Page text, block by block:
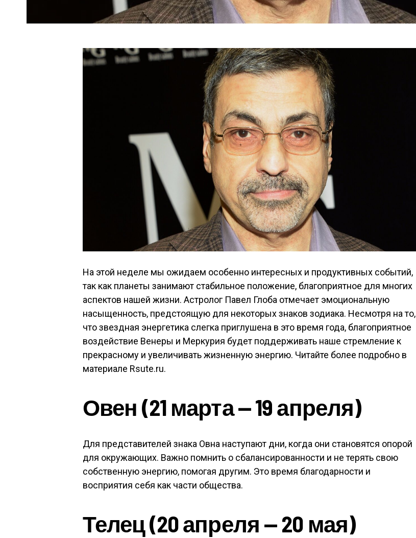
На этой неделе мы ожидаем особенно интересных и продуктивных событий,
так как планеты занимают стабильное положение, благоприятное для многих
аспектов нашей жизни. Астролог Павел Глоба отмечает эмоциональную
насыщенность, предстоящую для некоторых знаков зодиака. Несмотря на то,
что звездная энергетика слегка приглушена в это время года, благоприятное
воздействие Венеры и Меркурия будет поддерживать наше стремление к
прекрасному и увеличивать жизненную энергию. Читайте более подробно в
материале Rsute.ru.
Овен (21 марта — 19 апреля)
Для представителей знака Овна наступают дни, когда они становятся опорой
для окружающих. Важно помнить о сбалансированности и не терять свою
собственную энергию, помогая другим. Это время благодарности и
восприятия себя как части общества.
Телец (20 апреля — 20 мая)